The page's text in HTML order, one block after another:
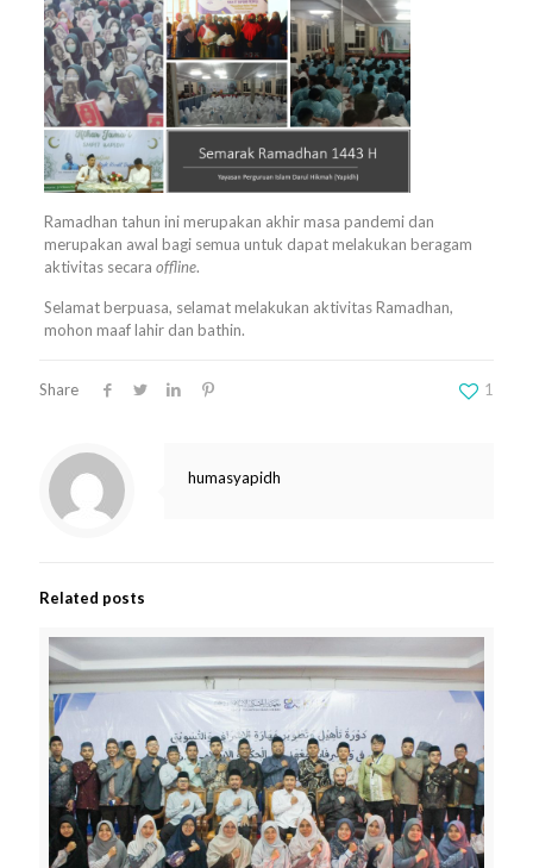
Ramadhan tahun ini merupakan akhir masa pandemi dan
merupakan awal bagi semua untuk dapat melakukan beragam
aktivitas secara offline.
Selamat berpuasa, selamat melakukan aktivitas Ramadhan,
mohon maaf lahir dan bathin.
Share 1
humasyapidh
Related posts